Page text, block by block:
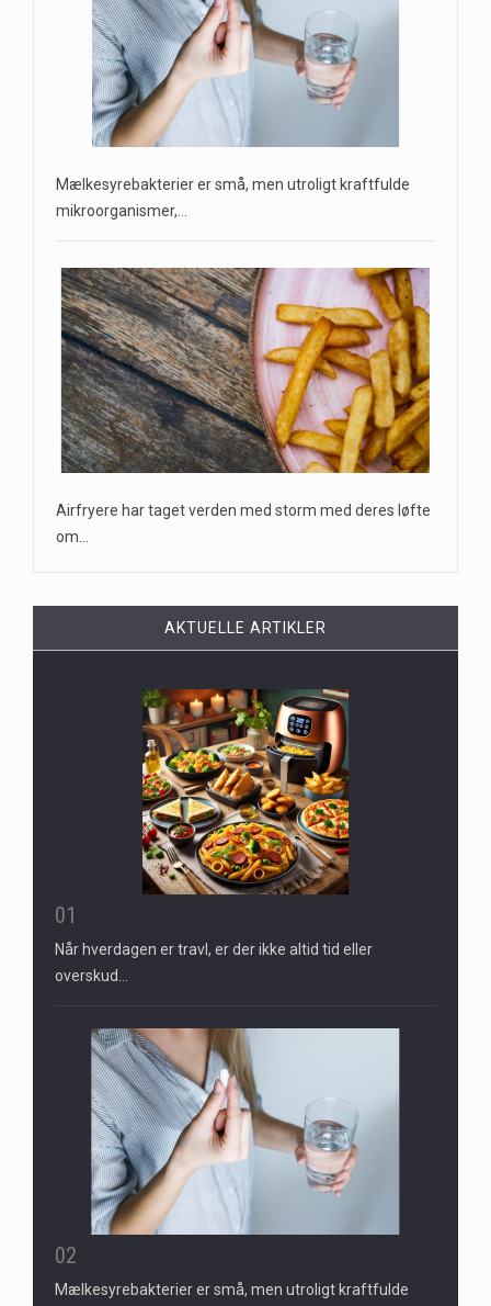
Mælkesyrebakterier er små, men utroligt kraftfulde
mikroorganismer,…
Airfryere har taget verden med storm med deres løfte
om…
AKTUELLE ARTIKLER
01
Når hverdagen er travl, er der ikke altid tid eller
overskud…
02
Mælkesyrebakterier er små, men utroligt kraftfulde